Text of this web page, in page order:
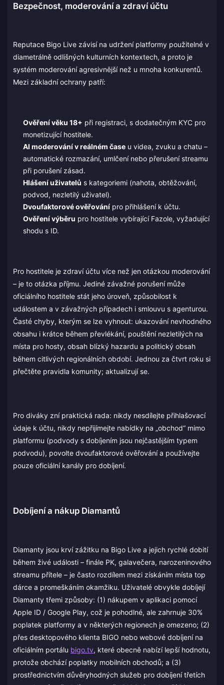
Bezpečnost, moderování a zdraví účtu
Reputace Bigo Live závisí na udržení platformy použitelné v
diametrálně odlišných kulturních kontextech, a proto je
systém moderování agresivnější než u mnoha konkurentů.
Mezi základní ochrany patří:
Ověření věku 18+ při registraci, s dodatečným KYC pro
monetizující hostitele.
AI moderování v reálném časeu videa, zvuku a chatu –
automatické rozmazání, umlčení nebo přerušení streamu
při porušení zásad.
Hlášení uživatelů s kategoriemi (nahota, obtěžování,
podvod, nezletilý uživatel).
Dvoufaktorové ověřovánípro přihlášení k účtu.
Ověření výběru pro hostitele vybírající Fazole, vyžadující
shodu s ID.
Pro hostitele je zdraví účtu více než jen otázkou moderování
– je to otázka příjmu. Jediné závažné porušení může
oficiálního hostitele stát jeho úroveň, způsobilost k
událostem a v závažných případech i smlouvu s agenturou.
Časté chyby, kterým se lze vyhnout: ukazování nevhodného
obsahu i krátce během převlékání, pouštění nezletilých na
místa pro hosty, obsah blízký hazardu a politický obsah
během citlivých regionálních období. Jednou za čtvrt roku si
přečtěte pravidla komunity; aktualizují se.
Pro diváky zní praktická rada: nikdy nesdílejte přihlašovací
údaje k účtu, nikdy nepřijímejte nabídky na „obchod“ mimo
platformu (podvody s dobíjením jsou nejčastějším typem
podvodu), povolte dvoufaktorové ověřování a používejte
pouze oficiální kanály pro dobíjení.
Dobíjení a nákup Diamantů
Diamanty jsou krví zážitku na Bigo Live a jejich rychlé dobití
během živé události – finále PK, galavečera, narozeninového
streamu přítele – je často rozdílem mezi získáním místa top
dárce a promeškáním okamžiku. Uživatelé obvykle dobíjejí
Diamanty třemi způsoby: (1) nákupem v aplikaci pomocí
Apple ID / Google Play, což je pohodlné, ale zahrnuje 30%
poplatek platformy a v některých regionech je omezeno; (2)
přes desktopového klienta BIGO nebo webové dobíjení na
oficiálním portálu bigo.tv, které obecně nabízí lepší hodnotu,
protože obchází poplatky mobilních obchodů; a (3)
prostřednictvím důvěryhodných služeb pro dobíjení třetích